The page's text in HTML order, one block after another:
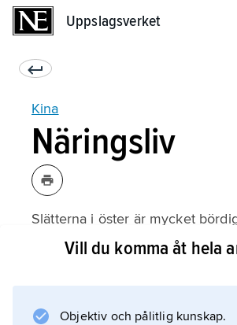
Uppslagsverket
Kina
Näringsliv
Slätterna i öster är mycket
jordbruket har i alla tider varit
Vill du komma åt hela
Objektiv och pålitlig kunskap.